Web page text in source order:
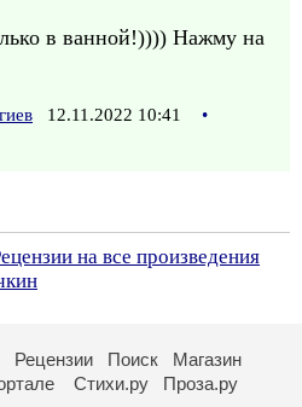
в ванной!)))) Нажму на
12.11.2022 10:41
•
на все произведения
Рецензии Поиск
Магазин
Стихи.ру Проза.ру